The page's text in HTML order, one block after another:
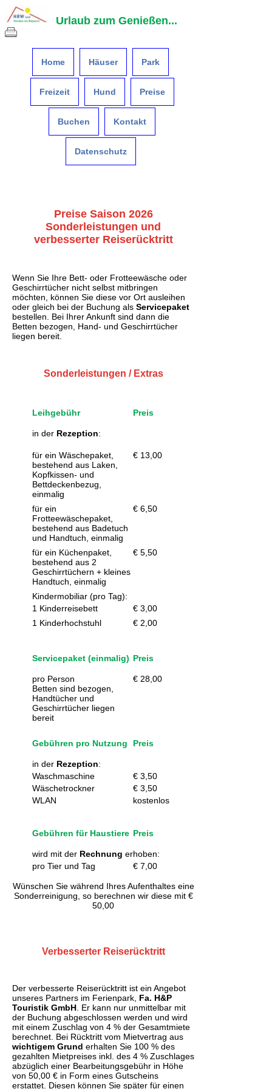
Urlaub zum Genießen...
Home Häuser Park
Freizeit Hund Preise
Buchen Kontakt
Datenschutz
Preise Saison 2026
Sonderleistungen und
verbesserter Reiserücktritt
Wenn Sie Ihre Bett- oder Frotteewäsche oder
Geschirrtücher nicht selbst mitbringen
möchten, können Sie diese vor Ort ausleihen
oder gleich bei der Buchung als Servicepaket
bestellen. Bei Ihrer Ankunft sind dann die
Betten bezogen, Hand- und Geschirrtücher
liegen bereit.
Sonderleistungen / Extras
Leihgebühr Preis
in der Rezeption:
für ein Wäschepaket,
bestehend aus Laken,
Kopfkissen- und
Bettdeckenbezug,
einmalig
€ 13,00
für ein
Frotteewäschepaket,
bestehend aus Badetuch
und Handtuch, einmalig
€ 6,50
für ein Küchenpaket,
bestehend aus 2
Geschirrtüchern + kleines
Handtuch, einmalig
€ 5,50
Kindermobiliar (pro Tag):
1 Kinderreisebett
€ 3,00
1 Kinderhochstuhl
€ 2,00
Servicepaket (einmalig) Preis
pro Person
Betten sind bezogen,
Handtücher und
Geschirrtücher liegen
bereit
€ 28,00
Gebühren pro Nutzung Preis
in der Rezeption:
Waschmaschine
€ 3,50
Wäschetrockner
€ 3,50
WLAN
kostenlos
Gebühren für Haustiere Preis
wird mit der Rechnung erhoben:
pro Tier und Tag
€ 7,00
Wünschen Sie während Ihres Aufenthaltes eine
Sonderreinigung, so berechnen wir diese mit €
50,00
Verbesserter Reiserücktritt
Der verbesserte Reiserücktritt ist ein Angebot
unseres Partners im Ferienpark, Fa. H&P
Touristik GmbH . Er kann nur unmittelbar mit
der Buchung abgeschlossen werden und wird
mit einem Zuschlag von 4 % der Gesamtmiete
berechnet. Bei Rücktritt vom Mietvertrag aus
wichtigem Grund erhalten Sie 100 % des
gezahlten Mietpreises inkl. des 4 % Zuschlages
abzüglich einer Bearbeitungsgebühr in Höhe
von 50,00 € in Form eines Gutscheins
erstattet. Diesen können Sie später für einen